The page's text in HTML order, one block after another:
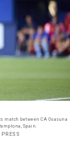
match between CA Osasuna
Spain.